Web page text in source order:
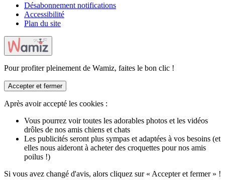
Désabonnement notifications
Accessibilité
Plan du site
Pour profiter pleinement de Wamiz, faites le bon clic !
Accepter et fermer
Après avoir accepté les cookies :
Vous pourrez voir toutes les adorables photos et les vidéos
drôles de nos amis chiens et chats
Les publicités seront plus sympas et adaptées à vos besoins (et
elles nous aideront à acheter des croquettes pour nos amis
poilus !)
Si vous avez changé d'avis, alors cliquez sur « Accepter et fermer » !